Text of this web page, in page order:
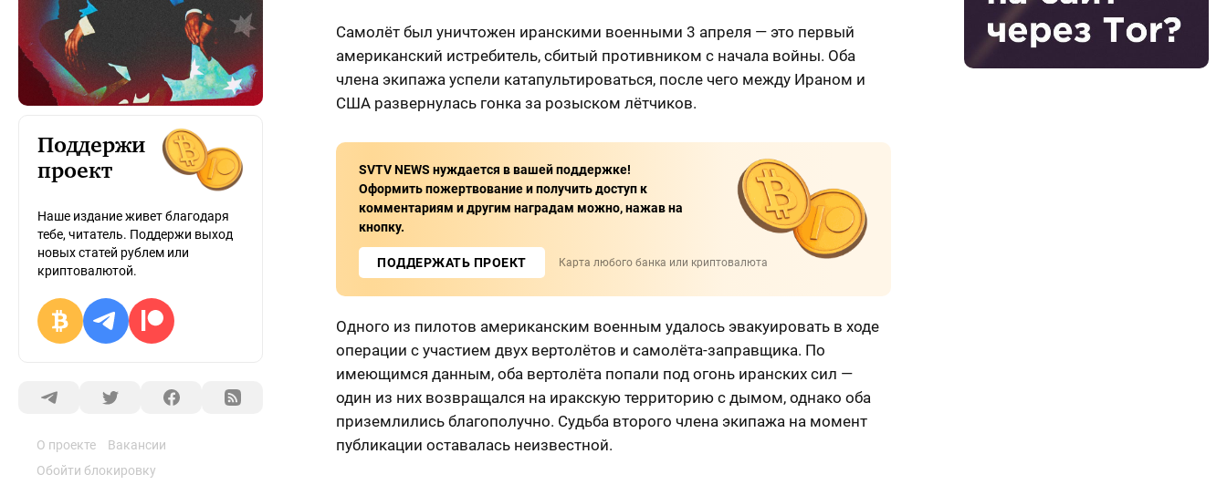
Поддержи
проект
Наше издание живет благодаря
тебе, читатель. Поддержи выход
новых статей рублем или
криптовалютой.
О проекте
Вакансии
Обойти блокировку
Самолёт был уничтожен иранскими военными 3 апреля — это первый
американский истребитель, сбитый противником с начала войны. Оба
члена экипажа успели катапультироваться, после чего между Ираном и
США развернулась гонка за розыском лётчиков.
SVTV NEWS нуждается в вашей поддержке!
Оформить пожертвование и получить доступ к
комментариям и другим наградам можно, нажав на
кнопку.
ПОДДЕРЖАТЬ ПРОЕКТ Карта любого банка или криптовалюта
Одного из пилотов американским военным удалось эвакуировать в ходе
операции с участием двух вертолётов и самолёта-заправщика. По
имеющимся данным, оба вертолёта попали под огонь иранских сил —
один из них возвращался на иракскую территорию с дымом, однако оба
приземлились благополучно. Судьба второго члена экипажа на момент
публикации оставалась неизвестной.